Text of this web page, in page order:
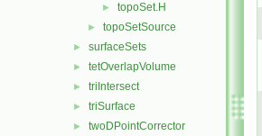
► topoSet.H
► topoSetSource
► surfaceSets
► tetOverlapVolume
► triIntersect
► triSurface
► twoDPointCorrector